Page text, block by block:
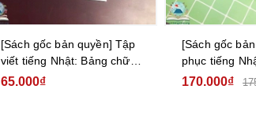
[Sách gốc bản quyền] Tập
viết tiếng Nhật: Bảng chữ
cái Hiragana
65.000₫
[Sách gốc
phục tiếng
tập 2
170.000₫